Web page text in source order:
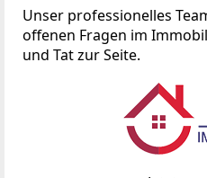
Unser professionelles
offenen Fragen im
und Tat zur Seite.